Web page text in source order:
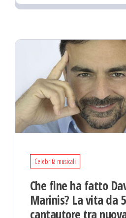
Celebrità musicali
Che fine ha fatto
Marinis? La vita da
cantautore tra